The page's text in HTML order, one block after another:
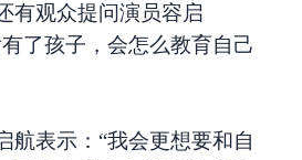
有观众提问演员容启
了孩子，会怎么教育自己
航表示：“我会更想要和自